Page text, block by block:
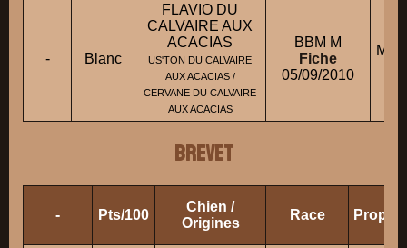
- Blanc
FLAVIO DU
CALVAIRE AUX
ACACIAS
US'TON DU CALVAIRE
AUX ACACIAS /
CERVANE DU CALVAIRE
AUX ACACIAS
BBM M
Fiche
05/09/2010
M.
BREVET
- Pts/100
Chien /
Origines
Race